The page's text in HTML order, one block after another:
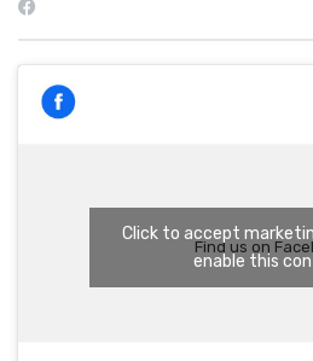
Find us on
Click to accept
enable this